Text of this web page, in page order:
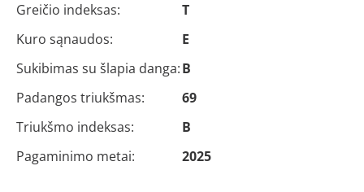
Greičio indeksas:
T
Kuro sąnaudos:
E
Sukibimas su šlapia danga:B
Padangos triukšmas:
69
Triukšmo indeksas:
B
Pagaminimo metai:
2025